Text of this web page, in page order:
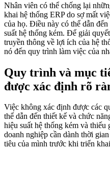
Nhân viên có thể chống lại
khai hệ thống ERP do sợ mất
của họ. Điều này có thể dẫn
suất hệ thống kém. Để giải
truyền thông về lợi ích của hệ
nó đến quy trình làm việc của
Quy trình và mục
được xác định rõ
Việc không xác định được các
thể dẫn đến thiết kế và chức
hiệu suất hệ thống kém và
doanh nghiệp cần dành thời
tiêu của mình trước khi triển